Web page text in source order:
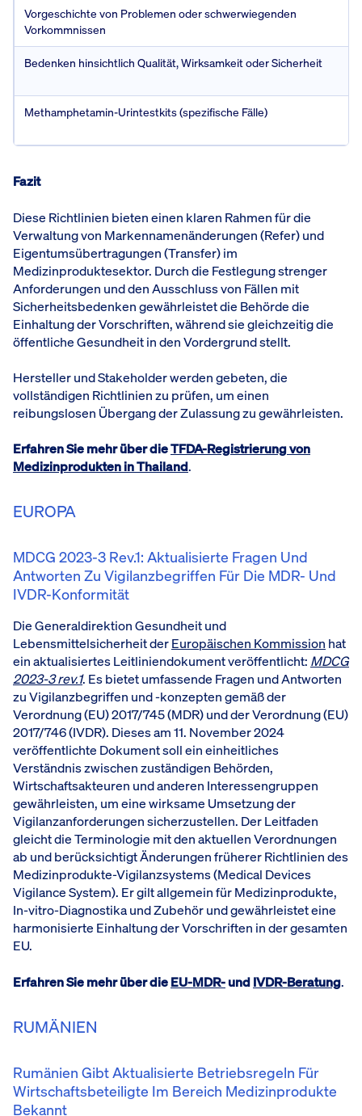
Vorgeschichte von Problemen oder schwerwiegenden
Vorkommnissen
Bedenken hinsichtlich Qualität, Wirksamkeit oder Sicherheit
Methamphetamin-Urintestkits (spezifische Fälle)
Fazit
Diese Richtlinien bieten einen klaren Rahmen für die
Verwaltung von Markennamenänderungen (Refer) und
Eigentumsübertragungen (Transfer) im
Medizinproduktesektor. Durch die Festlegung strenger
Anforderungen und den Ausschluss von Fällen mit
Sicherheitsbedenken gewährleistet die Behörde die
Einhaltung der Vorschriften, während sie gleichzeitig die
öffentliche Gesundheit in den Vordergrund stellt.
Hersteller und Stakeholder werden gebeten, die
vollständigen Richtlinien zu prüfen, um einen
reibungslosen Übergang der Zulassung zu gewährleisten.
Erfahren Sie mehr über dieTFDA-Registrierung von
Medizinprodukten in Thailand.
EUROPA
MDCG 2023-3 Rev.1: Aktualisierte Fragen Und
Antworten Zu Vigilanzbegriffen Für Die MDR- Und
IVDR-Konformität
Die Generaldirektion Gesundheit und
Lebensmittelsicherheit derEuropäischen Kommission hat
ein aktualisiertes Leitliniendokument veröffentlicht: MDCG
2023-3 rev.1. Es bietet umfassende Fragen und Antworten
zu Vigilanzbegriffen und -konzepten gemäß der
Verordnung (EU) 2017/745 (MDR) und der Verordnung (EU)
2017/746 (IVDR). Dieses am 11. November 2024
veröffentlichte Dokument soll ein einheitliches
Verständnis zwischen zuständigen Behörden,
Wirtschaftsakteuren und anderen Interessengruppen
gewährleisten, um eine wirksame Umsetzung der
Vigilanzanforderungen sicherzustellen. Der Leitfaden
gleicht die Terminologie mit den aktuellen Verordnungen
ab und berücksichtigt Änderungen früherer Richtlinien des
Medizinprodukte-Vigilanzsystems (Medical Devices
Vigilance System). Er gilt allgemein für Medizinprodukte,
In-vitro-Diagnostika und Zubehör und gewährleistet eine
harmonisierte Einhaltung der Vorschriften in der gesamten
EU.
Erfahren Sie mehr über dieEU-MDR-undIVDR-Beratung.
RUMÄNIEN
Rumänien Gibt Aktualisierte Betriebsregeln Für
Wirtschaftsbeteiligte Im Bereich Medizinprodukte
Bekannt